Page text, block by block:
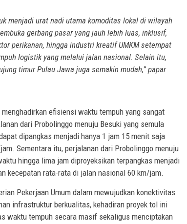
menjadi urat nadi utama komoditas lokal di wilayah
gerbang pasar yang jauh lebih luas, inklusif,
perikanan, hingga industri kreatif UMKM setempat
logistik yang melalui jalan nasional. Selain itu,
timur Pulau Jawa juga semakin mudah,” papar
efisiensi waktu tempuh yang sangat
dari Probolinggo menuju Besuki yang semula
dipangkas menjadi hanya 1 jam 15 menit saja
Sementara itu, perjalanan dari Probolinggo menuju
hingga lima jam diproyeksikan terpangkas menjadi
kecepatan rata-rata di jalan nasional 60 km/jam.
Pekerjaan Umum dalam mewujudkan konektivitas
infrastruktur berkualitas, kehadiran proyek tol ini
waktu tempuh secara masif sekaligus menciptakan